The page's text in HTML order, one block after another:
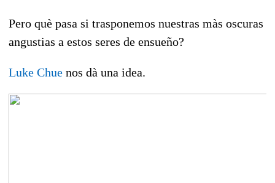
Pero què pasa si trasponemos nuestras màs oscuras
angustias a estos seres de ensueño?
Luke Chue nos dà una idea.